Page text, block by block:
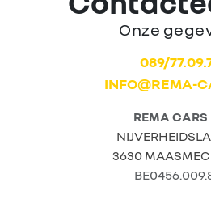
Home
Stock
Onze
089/
INFO@REMA-
REMA
3630